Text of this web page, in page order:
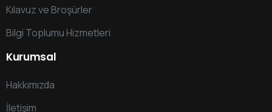
Kılavuz ve Broşürler
Bilgi Toplumu Hizmetleri
Kurumsal
Hakkımızda
İletişim